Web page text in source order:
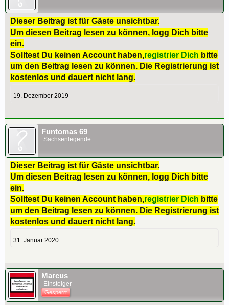
Dieser Beitrag ist für Gäste unsichtbar.
Um diesen Beitrag lesen zu können, logg Dich bitte
ein.
Solltest Du keinen Account haben,registrier Dich bitte
um den Beitrag lesen zu können. Die Registrierung ist
kostenlos und dauert nicht lang.
19. Dezember 2019
Funtomas 69
Sachsenlegende
Dieser Beitrag ist für Gäste unsichtbar.
Um diesen Beitrag lesen zu können, logg Dich bitte
ein.
Solltest Du keinen Account haben,registrier Dich bitte
um den Beitrag lesen zu können. Die Registrierung ist
kostenlos und dauert nicht lang.
31. Januar 2020
Marcus
Einsteiger
Gesperrt